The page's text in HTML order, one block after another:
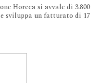
Horeca si avvale di 3.800
sviluppa un fatturato di 17